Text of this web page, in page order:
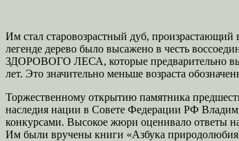
Им стал старовозрастный дуб, произрастающий
легенде дерево было высажено в честь
ЗДОРОВОГО ЛЕСА, которые предварительно
лет. Это значительно меньше возраста
Торжественному открытию памятника
наследия нации в Совете Федерации РФ
конкурсами. Высокое жюри оценивало ответы
Им были вручены книги «Азбука